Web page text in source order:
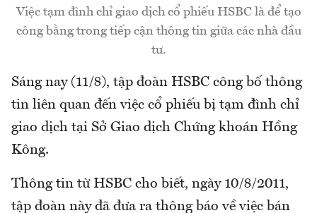
Việc tạm đình chỉ giao dịch cổ phiếu HSBC là để tạo
công bằng trong tiếp cận thông tin giữa các nhà đầu
tư.
Sáng nay (11/8), tập đoàn HSBC công bố thông
tin liên quan đến việc cổ phiếu bị tạm đình chỉ
giao dịch tại Sở Giao dịch Chứng khoán Hồng
Kông.
Thông tin từ HSBC cho biết, ngày 10/8/2011,
tập đoàn này đã đưa ra thông báo về việc bán